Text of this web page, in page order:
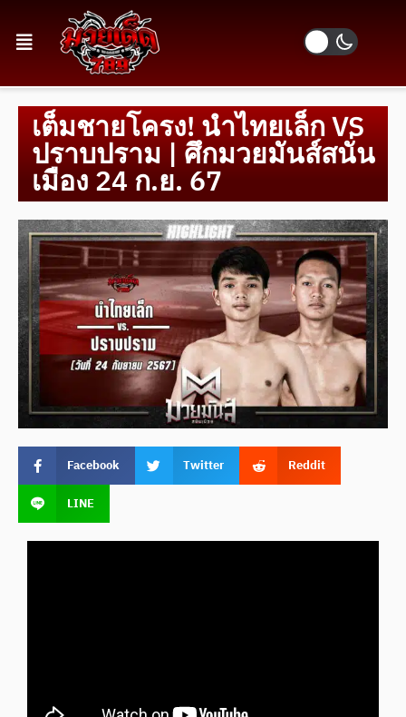
เต็มชายโครง! นำไทยเล็ก VS
ปราบปราม | ศึกมวยมันส์สนั่น
เมือง 24 ก.ย. 67
Facebook Twitter
Reddit
LINE